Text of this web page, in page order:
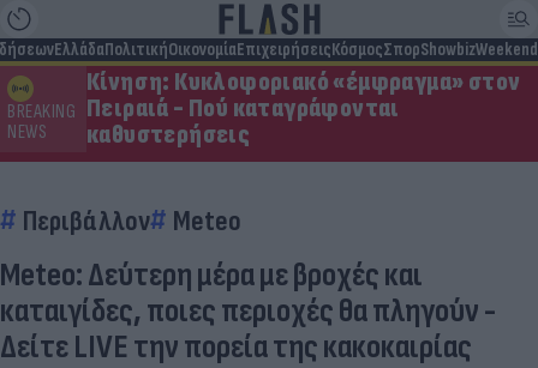
ΕλλάδαΠολιτικήΟικονομίαΕπιχειρήσειςΚόσμοςΣπορShowbizWeekend
BREAKING
NEWS
Κίνηση: Κυκλοφοριακό «έμφραγμα» στον
Πειραιά - Πού καταγράφονται
καθυστερήσεις
Περιβάλλον Meteo
Meteo: Δεύτερη μέρα με βροχές και
καταιγίδες, ποιες περιοχές θα πληγούν -
Δείτε LIVE την πορεία της κακοκαιρίας